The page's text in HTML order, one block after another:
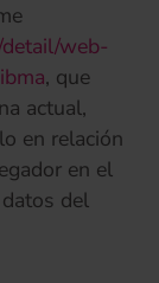
web-
(se abre en
, que
actual,
en relación
en el
del